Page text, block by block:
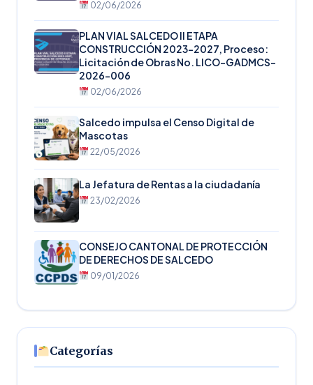
02/06/2026
PLAN VIAL SALCEDO II ETAPA
CONSTRUCCIÓN 2023-2027, Proceso:
Licitación de Obras No. LICO-GADMCS-
2026-006
02/06/2026
Salcedo impulsa el Censo Digital de
Mascotas
22/05/2026
La Jefatura de Rentas a la ciudadanía
23/02/2026
CONSEJO CANTONAL DE PROTECCIÓN
DE DERECHOS DE SALCEDO
09/01/2026
Categorías